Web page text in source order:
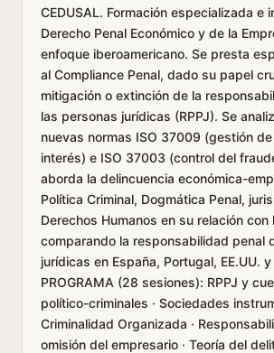
CEDUSAL. Formación especializada e
Derecho Penal Económico y de la
enfoque iberoamericano. Se presta
al Compliance Penal, dado su papel
mitigación o extinción de la
las personas jurídicas (RPPJ). Se
nuevas normas ISO 37009 (gestión
interés) e ISO 37003 (control del
aborda la delincuencia económica-
Política Criminal, Dogmática Penal,
Derechos Humanos en su relación con
comparando la responsabilidad penal
jurídicas en España, Portugal, EE.UU.
PROGRAMA (28 sesiones): RPPJ y
político-criminales · Sociedades
Criminalidad Organizada ·
omisión del empresario · Teoría del